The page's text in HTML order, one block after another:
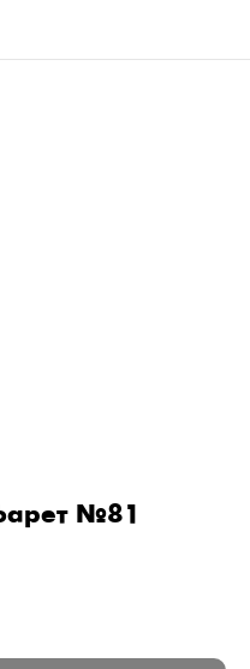
№81